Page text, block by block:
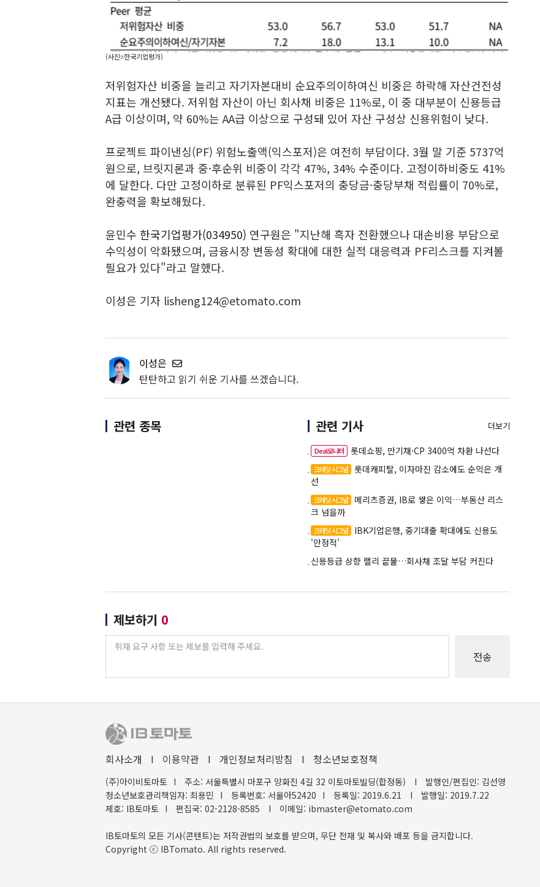
(사진=한국기업평가)
저위험자산 비중을 늘리고 자기자본대비 순요주의이하여신 비중은 하락해 자산건전성
지표는 개선됐다. 저위험 자산이 아닌 회사채 비중은 11%로, 이 중 대부분이 신용등급
A급 이상이며, 약 60%는 AA급 이상으로 구성돼 있어 자산 구성상 신용위험이 낮다.
프로젝트 파이낸싱(PF) 위험노출액(익스포저)은 여전히 부담이다. 3월 말 기준 5737억
원으로, 브릿지론과 중·후순위 비중이 각각 47%, 34% 수준이다. 고정이하비중도 41%
에 달한다. 다만 고정이하로 분류된 PF익스포저의 충당금·충당부채 적립률이 70%로,
완충력을 확보해뒀다.
윤민수 한국기업평가(034950) 연구원은 "지난해 흑자 전환했으나 대손비용 부담으로
수익성이 악화됐으며, 금융시장 변동성 확대에 대한 실적 대응력과 PF리스크를 지켜볼
필요가 있다"라고 말했다.
이성은 기자 lisheng124@etomato.com
이성은
탄탄하고 읽기 쉬운 기사를 쓰겠습니다.
관련 종목 관련 기사 더보기
Deal모니터 롯데쇼핑, 만기채·CP 3400억 차환 나선다
크레딧 시그널
롯데캐피탈, 이자마진 감소에도 순익은 개
선
크레딧 시그널
메리츠증권, IB로 쌓은 이익…부동산 리스
크 넘을까
크레딧 시그널
IBK기업은행, 중기대출 확대에도 신용도
'안정적'
신용등급 상향 랠리 끝물…회사채 조달 부담 커진다
제보하기 0
회사소개 I 이용약관 I 개인정보처리방침 I 청소년보호정책
(주)아이비토마토 I 주소: 서울특별시 마포구 양화진 4길 32 이토마토빌딩(합정동) I
발행인/편집인: 김선영
청소년보호관리책임자: 최용민 I 등록번호: 서울아52420 I 등록일: 2019.6.21 I
발행일: 2019.7.22
제호: IB토마토 I 편집국: 02-2128-8585 I 이메일: ibmaster@etomato.com
IB토마토의 모든 기사(콘텐트)는 저작권법의 보호를 받으며, 무단 전재 및 복사와 배포 등을 금지합니다.
Copyright ⓒ IBTomato. All rights reserved.